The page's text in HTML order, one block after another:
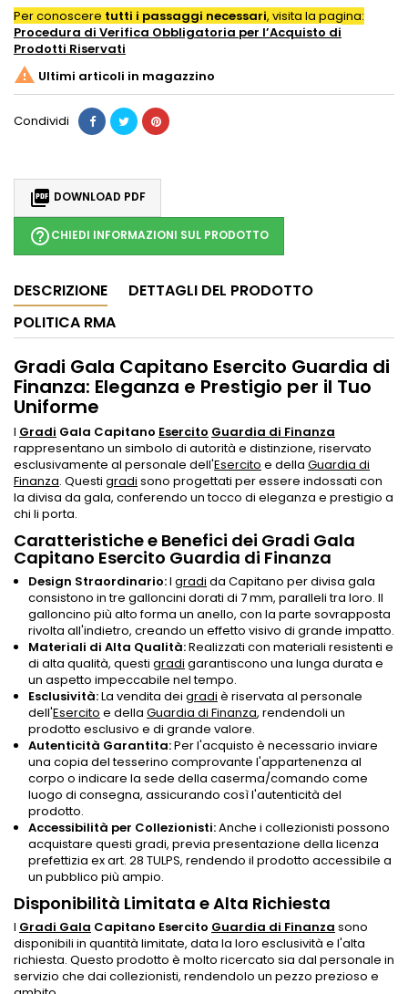
Per conoscere tutti i passaggi necessari, visita la pagina:
Procedura di Verifica Obbligatoria per l’Acquisto di
Prodotti Riservati
 Ultimi articoli in magazzino
Condividi
 DOWNLOAD PDF
help_outlineCHIEDI INFORMAZIONI SUL PRODOTTO
DESCRIZIONE
DETTAGLI DEL PRODOTTO
POLITICA RMA
Gradi Gala Capitano Esercito Guardia di
Finanza: Eleganza e Prestigio per il Tuo
Uniforme
I Gradi Gala Capitano Esercito Guardia di Finanza
rappresentano un simbolo di autorità e distinzione, riservato
esclusivamente al personale dell'Esercito e della Guardia di
Finanza. Questi gradi sono progettati per essere indossati con
la divisa da gala, conferendo un tocco di eleganza e prestigio a
chi li porta.
Caratteristiche e Benefici dei Gradi Gala
Capitano Esercito Guardia di Finanza
Design Straordinario:I gradi da Capitano per divisa gala
consistono in tre galloncini dorati di 7 mm, paralleli tra loro. Il
galloncino più alto forma un anello, con la parte sovrapposta
rivolta all'indietro, creando un effetto visivo di grande impatto.
Materiali di Alta Qualità:Realizzati con materiali resistenti e
di alta qualità, questi gradi garantiscono una lunga durata e
un aspetto impeccabile nel tempo.
Esclusività:La vendita dei gradi è riservata al personale
dell'Esercito e della Guardia di Finanza, rendendoli un
prodotto esclusivo e di grande valore.
Autenticità Garantita:Per l'acquisto è necessario inviare
una copia del tesserino comprovante l'appartenenza al
corpo o indicare la sede della caserma/comando come
luogo di consegna, assicurando così l'autenticità del
prodotto.
Accessibilità per Collezionisti:Anche i collezionisti possono
acquistare questi gradi, previa presentazione della licenza
prefettizia ex art. 28 TULPS, rendendo il prodotto accessibile a
un pubblico più ampio.
Disponibilità Limitata e Alta Richiesta
I Gradi Gala Capitano Esercito Guardia di Finanza sono
disponibili in quantità limitate, data la loro esclusività e l'alta
richiesta. Questo prodotto è molto ricercato sia dal personale in
servizio che dai collezionisti, rendendolo un pezzo prezioso e